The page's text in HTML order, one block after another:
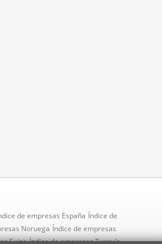
de empresas España Índice de
Noruega Índice de empresas
Suiza Índice de empresas Turquía